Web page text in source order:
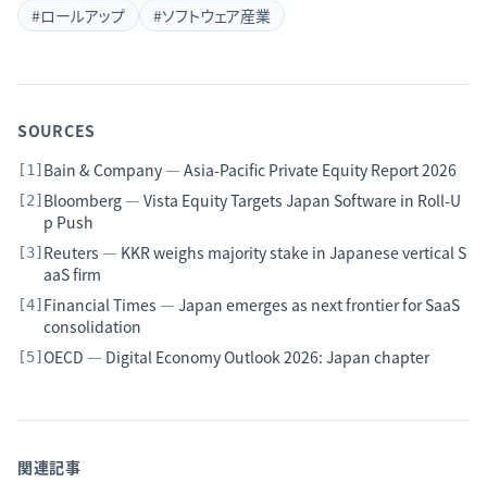
#ロールアップ #ソフトウェア産業
SOURCES
[1 ] Bain & Company — Asia-Pacific Private Equity Report 2026
[2] Bloomberg — Vista Equity Targets Japan Software in Roll-U
p Push
[3] Reuters — KKR weighs majority stake in Japanese vertical S
aaS firm
[4] Financial Times — Japan emerges as next frontier for SaaS
consolidation
[5] OECD — Digital Economy Outlook 2026: Japan chapter
関連記事